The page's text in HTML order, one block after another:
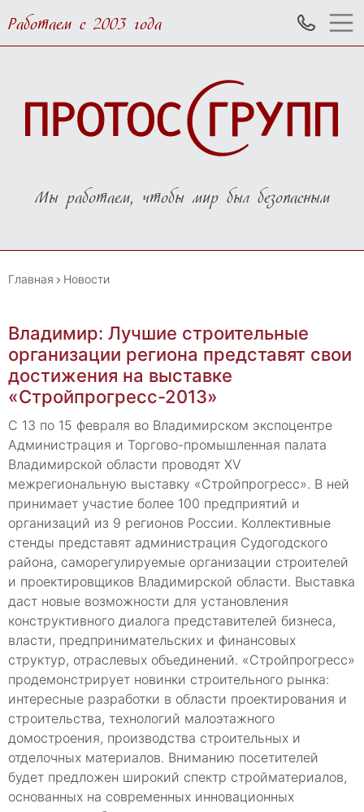
Работаем с 2003 года
Мы работаем, чтобы мир был безопасным
Главная Новости
Владимир: Лучшие строительные
организации региона представят свои
достижения на выставке
«Стройпрогресс-2013»
С 13 по 15 февраля во Владимирском экспоцентре
Администрация и Торгово-промышленная палата
Владимирской области проводят XV
межрегиональную выставку «Стройпрогресс». В ней
принимает участие более 100 предприятий и
организаций из 9 регионов России. Коллективные
стенды представят администрация Судогодского
района, саморегулируемые организации строителей
и проектировщиков Владимирской области. Выставка
даст новые возможности для установления
конструктивного диалога представителей бизнеса,
власти, предпринимательских и финансовых
структур, отраслевых объединений. «Стройпрогресс»
продемонстрирует новинки строительного рынка:
интересные разработки в области проектирования и
строительства, технологий малоэтажного
домостроения, производства строительных и
отделочных материалов. Вниманию посетителей
будет предложен широкий спектр стройматериалов,
основанных на современных инновационных